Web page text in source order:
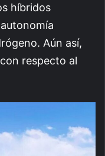
híbridos
Aún así,
respecto al